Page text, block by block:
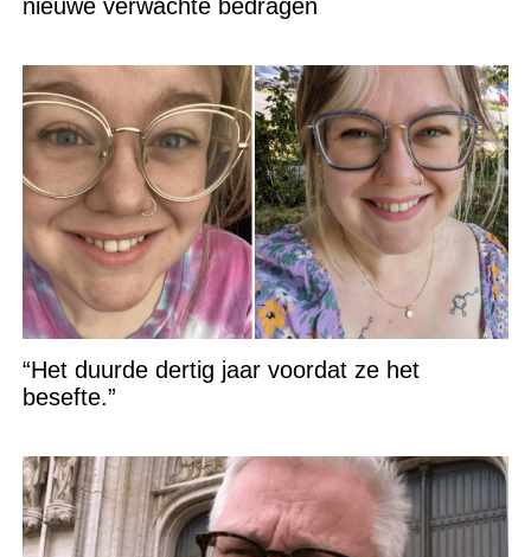
nieuwe verwachte bedragen
“Het duurde dertig jaar voordat ze het
besefte.”